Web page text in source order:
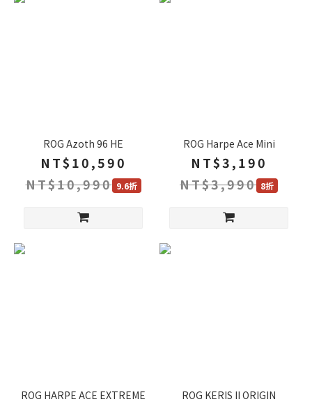
ROG Azoth 96 HE
NT$10,590
NT$10,990 9.6折
ROG Harpe Ace Mini
NT$3,190
NT$3,990 8折
ROG HARPE ACE EXTREME ROG KERIS II ORIGIN